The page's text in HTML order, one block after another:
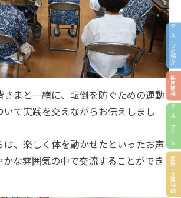
グループの紹介
採用情報
グループデータ
医療・介護相談
さまと一緒に、転倒を防ぐための運動
て実践を交えながらお伝えしまし
、楽しく体を動かせたといったお声
かな雰囲気の中で交流することができ